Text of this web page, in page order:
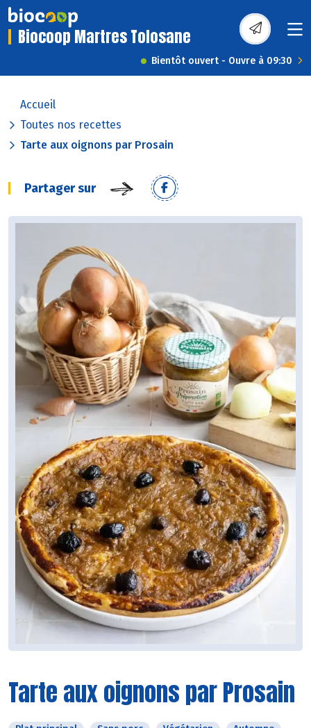
Biocoop Martres Tolosane
Bientôt ouvert - Ouvre à 09:30
Accueil
Toutes nos recettes
Tarte aux oignons par Prosain
Partager sur
Tarte aux oignons par Prosain